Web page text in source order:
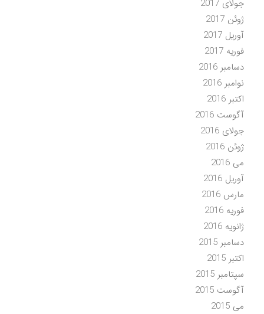
جولای 2017
ژوئن 2017
آوریل 2017
فوریه 2017
دسامبر 2016
نوامبر 2016
اکتبر 2016
آگوست 2016
جولای 2016
ژوئن 2016
می 2016
آوریل 2016
مارس 2016
فوریه 2016
ژانویه 2016
دسامبر 2015
اکتبر 2015
سپتامبر 2015
آگوست 2015
می 2015